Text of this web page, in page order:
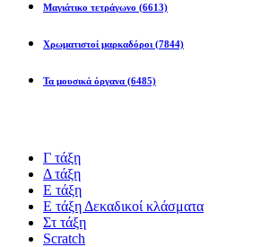
Μαγιάτικο τετράγωνο (6613)
Χρωματιστοί μαρκαδόροι (7844)
Τα μουσικά όργανα (6485)
Γ τάξη
Δ τάξη
Ε τάξη
Ε τάξη Δεκαδικοί κλάσματα
Στ τάξη
Scratch